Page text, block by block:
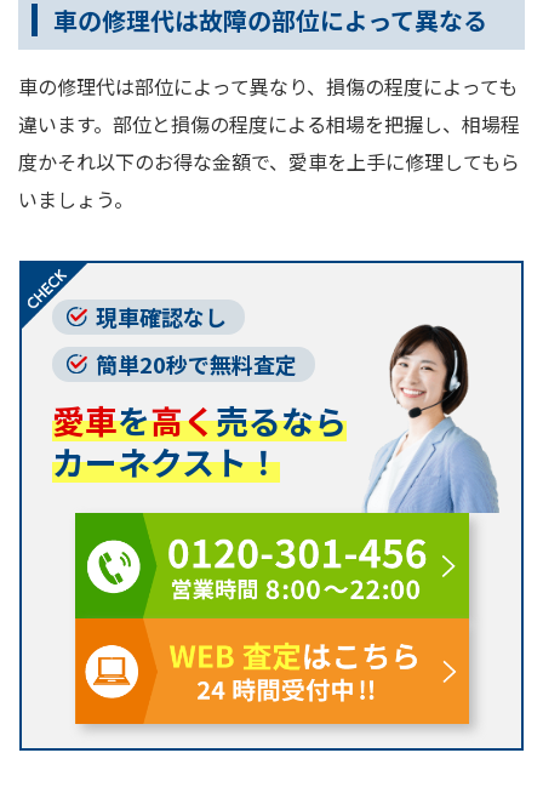
車の修理代は故障の部位によって異なる
車の修理代は部位によって異なり、損傷の程度によっても
違います。部位と損傷の程度による相場を把握し、相場程
度かそれ以下のお得な金額で、愛車を上手に修理してもら
いましょう。
現車確認なし
簡単20秒で無料査定
愛車を高く売るなら
カーネクスト！